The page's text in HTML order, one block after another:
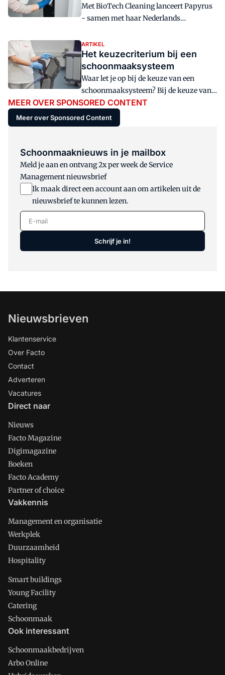
opdrachtgevers dat ook."
Met BioTech Cleaning lanceert Papyrus
- samen met haar Nederlands
microbiologische
schoonmaakproducten. "De BioTech
Cleaning producten sluiten volledig aan
bij onze duurzaamheidsvisie en
ambities. Vooral voor bedrijven die voor
ISO 14001-certificering gaan, kan dit een
troef zijn", aldus Isabelle De Smedt,
business development manager Benelux
ARTIKEL
Het keuzecriterium bij een
schoonmaaksysteem
Waar let je op bij de keuze van een
schoonmaaksysteem? Bij de keuze van
het systeem en de bijbehorende
materialen is uiteindelijk het
totaalplaatje van ergonomie,
belangrijkste keuzecriterium.
MEER OVER SPONSORED CONTENT
Meer over Sponsored Content
Schoonmaaknieuws in je mailbox
Meld je aan en ontvang 2x per week de Service
Management nieuwsbrief
Ik maak direct een account aan om artikelen uit de
nieuwsbrief te kunnen lezen.
E-mail
Schrijf je in!
Nieuwsbrieven
Klantenservice
Over Facto
Contact
Adverteren
Vacatures
Direct naar
Nieuws
Facto Magazine
Digimagazine
Boeken
Facto Academy
Partner of choice
Vakkennis
Management en organisatie
Werkplek
Duurzaamheid
Hospitality
Smart buildings
Young Facility
Catering
Schoonmaak
Ook interessant
Schoonmaakbedrijven
Arbo Online